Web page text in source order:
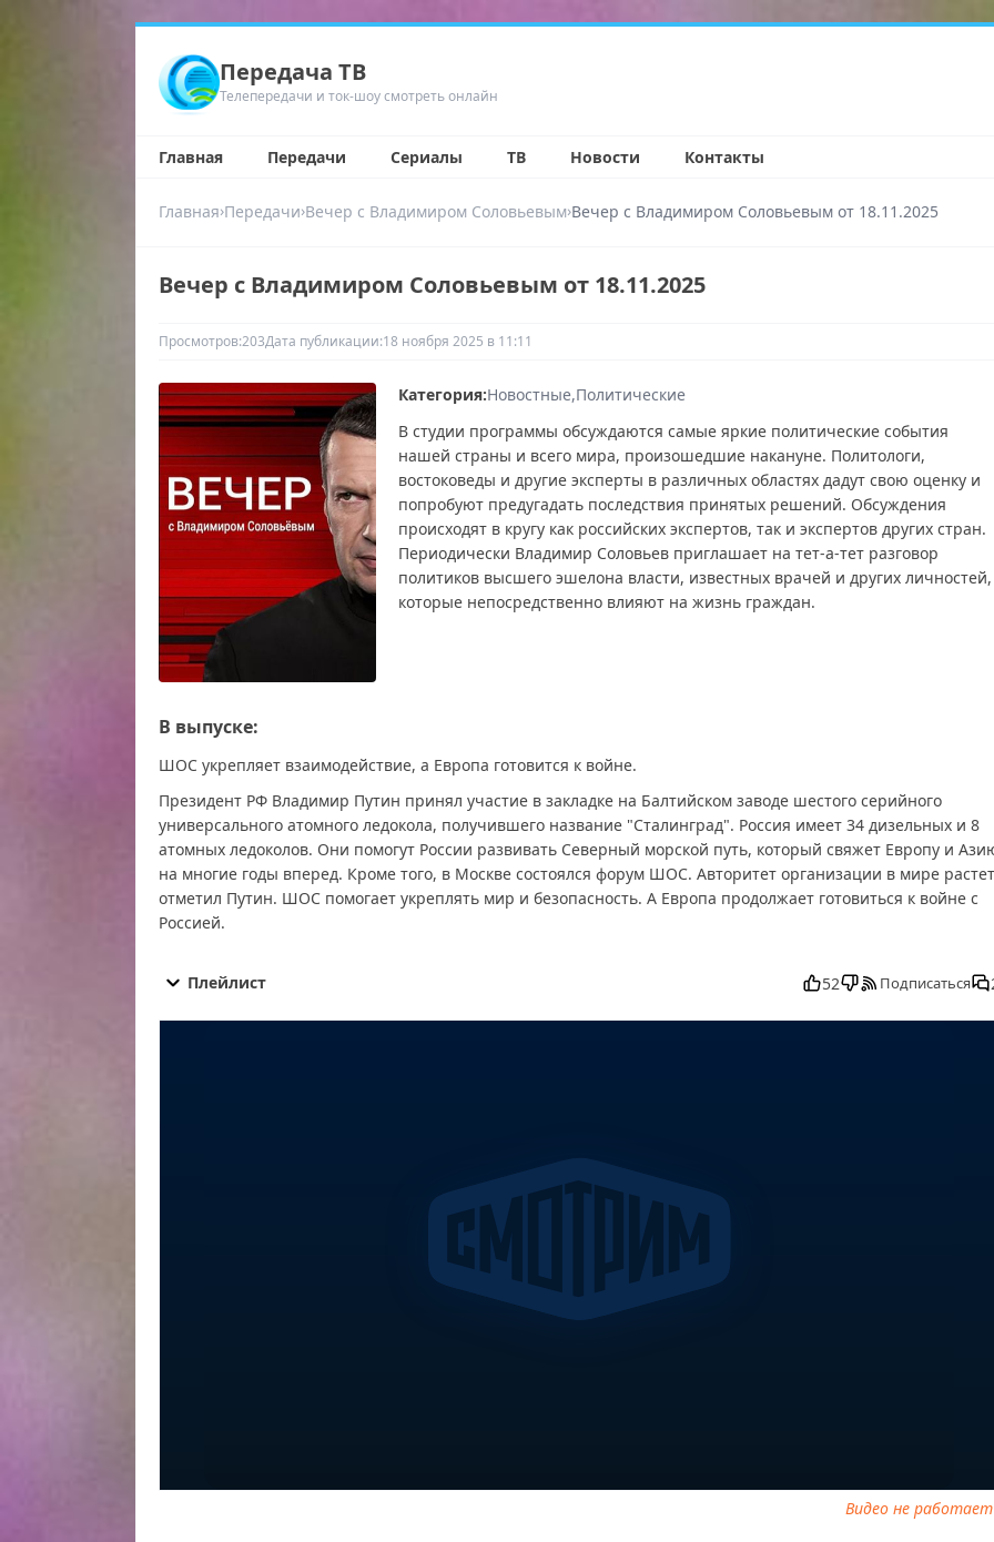
Передача ТВ
Телепередачи и ток-шоу смотреть онлайн
Главная Передачи Сериалы ТВ Новости Контакты
Главная›Передачи›Вечер с Владимиром Соловьевым›Вечер с Владимиром Соловьевым от 18.11.2025
Вечер с Владимиром Соловьевым от 18.11.2025
Просмотров:203Дата публикации:18 ноября 2025 в 11:11
Категория:Новостные Политические
В студии программы обсуждаются самые яркие политические события
нашей страны и всего мира, произошедшие накануне. Политологи,
востоковеды и другие эксперты в различных областях дадут свою оценку и
попробуют предугадать последствия принятых решений. Обсуждения
происходят в кругу как российских экспертов, так и экспертов других стран.
Периодически Владимир Соловьев приглашает на тет-а-тет разговор
политиков высшего эшелона власти, известных врачей и других личностей,
которые непосредственно влияют на жизнь граждан.
В выпуске:
ШОС укрепляет взаимодействие, а Европа готовится к войне.
Президент РФ Владимир Путин принял участие в закладке на Балтийском заводе шестого серийного
универсального атомного ледокола, получившего название "Сталинград". Россия имеет 34 дизельных и 8
атомных ледоколов. Они помогут России развивать Северный морской путь, который свяжет Европу и
на многие годы вперед. Кроме того, в Москве состоялся форум ШОС. Авторитет организации в мире
отметил Путин. ШОС помогает укреплять мир и безопасность. А Европа продолжает готовиться к войне с
Россией.
от 18.11.2025 смотреть онлайн, Вечер с Владимиром Соловьевым от 18.11.2025 последний выпуск, смотреть
18.11.2025 сегодня смотреть, Вечер с Владимиром Соловьевым от 18.11.2025 выпуск онлайн, Вечер с
Владимиром Соловьевым от 18.11.2025, ток шоу Вечер с Владимиром Соловьевым от 18.11.2025, смотреть
программу Вечер с Владимиром Соловьевым от 18.11.2025
Плейлист 52 Подписаться
Видео не